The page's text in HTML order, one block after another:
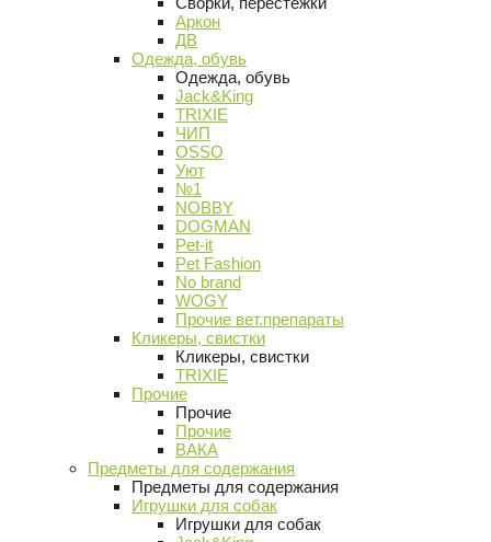
Аркон
ДВ
Одежда, обувь
Одежда, обувь
Jack&King
TRIXIE
ЧИП
OSSO
Уют
№1
NOBBY
DOGMAN
Pet-it
Pet Fashion
No brand
WOGY
Прочие вет.препараты
Кликеры, свистки
Кликеры, свистки
TRIXIE
Прочие
Прочие
Прочие
ВАКА
Предметы для содержания
Предметы для содержания
Игрушки для собак
Игрушки для собак